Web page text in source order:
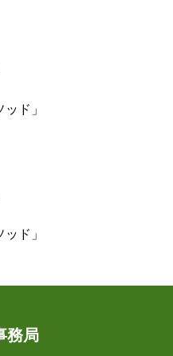
ド」
ド」
務局